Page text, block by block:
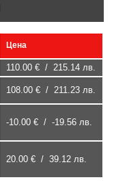
Цена
110.00 € / 215.14 лв.
108.00 € / 211.23 лв.
-10.00 € / -19.56 лв.
20.00 € / 39.12 лв.